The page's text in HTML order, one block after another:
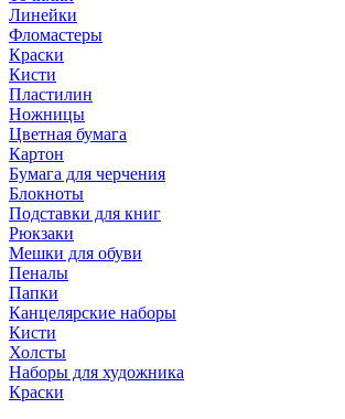
Линейки
Фломастеры
Краски
Кисти
Пластилин
Ножницы
Цветная бумага
Картон
Бумага для черчения
Блокноты
Подставки для книг
Рюкзаки
Мешки для обуви
Пеналы
Папки
Канцелярские наборы
Кисти
Холсты
Наборы для художника
Краски